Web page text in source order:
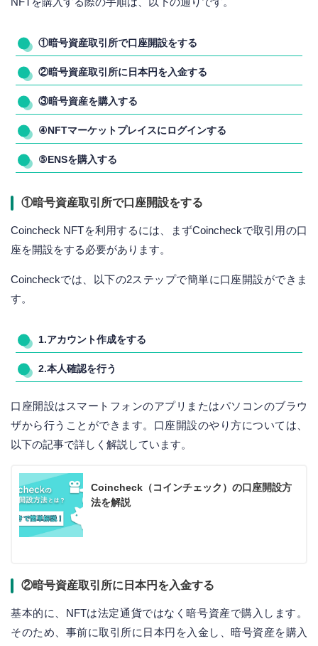
①暗号資産取引所で口座開設をする
②暗号資産取引所に日本円を入金する
③暗号資産を購入する
④NFTマーケットプレイスにログインする
⑤ENSを購入する
①暗号資産取引所で口座開設をする
Coincheck NFTを利用するには、まずCoincheckで取引用の口
座を開設をする必要があります。
Coincheckでは、以下の2ステップで簡単に口座開設ができま
す。
1.アカウント作成をする
2.本人確認を行う
口座開設はスマートフォンのアプリまたはパソコンのブラウ
ザから行うことができます。口座開設のやり方については、
以下の記事で詳しく解説しています。
Coincheck（コインチェック）の口座開設方
法を解説
②暗号資産取引所に日本円を入金する
基本的に、NFTは法定通貨ではなく暗号資産で購入します。
そのため、事前に取引所に日本円を入金し、暗号資産を購入